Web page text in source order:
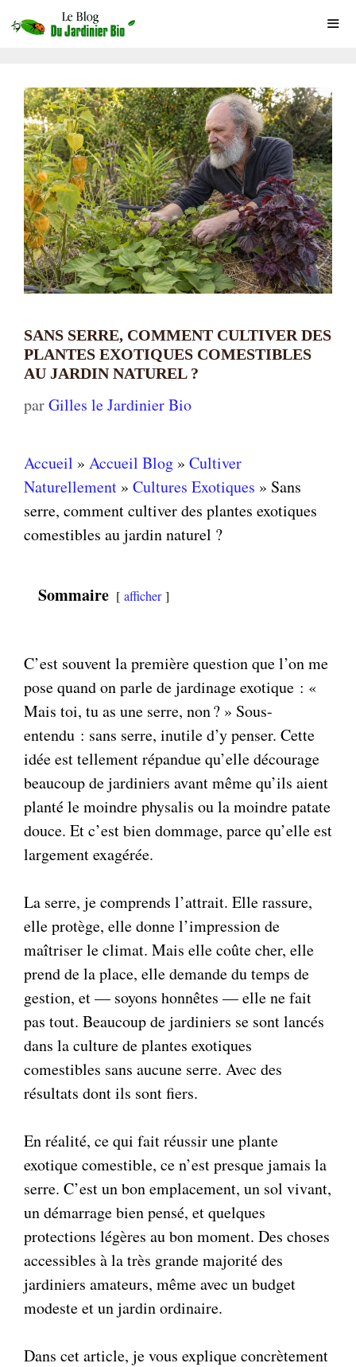
au
SANS SERRE, COMMENT CULTIVER DES
PLANTES EXOTIQUES COMESTIBLES
AU JARDIN NATUREL ?
parGilles le Jardinier Bio
Accueil » Accueil Blog » Cultiver
Naturellement » Cultures Exotiques » Sans
serre, comment cultiver des plantes exotiques
comestibles au jardin naturel ?
Sommaire afficher
C’est souvent la première question que l’on me
pose quand on parle de jardinage exotique : «
Mais toi, tu as une serre, non ? » Sous-
entendu : sans serre, inutile d’y penser. Cette
idée est tellement répandue qu’elle décourage
beaucoup de jardiniers avant même qu’ils aient
planté le moindre physalis ou la moindre patate
douce. Et c’est bien dommage, parce qu’elle est
largement exagérée.
La serre, je comprends l’attrait. Elle rassure,
elle protège, elle donne l’impression de
maîtriser le climat. Mais elle coûte cher, elle
prend de la place, elle demande du temps de
gestion, et — soyons honnêtes — elle ne fait
pas tout. Beaucoup de jardiniers se sont lancés
dans la culture de plantes exotiques
comestibles sans aucune serre. Avec des
résultats dont ils sont fiers.
En réalité, ce qui fait réussir une plante
exotique comestible, ce n’est presque jamais la
serre. C’est un bon emplacement, un sol vivant,
un démarrage bien pensé, et quelques
protections légères au bon moment. Des choses
accessibles à la très grande majorité des
jardiniers amateurs, même avec un budget
modeste et un jardin ordinaire.
Dans cet article, je vous explique concrètement